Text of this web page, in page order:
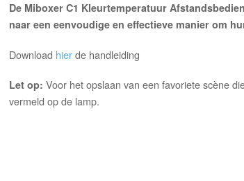
De Miboxer C1 Kleurtemperatuur
naar een eenvoudige en effectieve manier om
Download hierde handleiding
Let op: Voor het opslaan van een favoriete scène
vermeld op de lamp.